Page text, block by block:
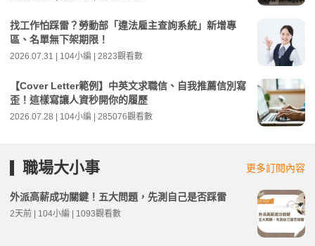
找工作怕踩雷？勞動部「違法雇主查詢系統」新增專
區、名單無下架期限！
2026.07.31 | 104小編 | 2823觀看數
【Cover Letter範例】中英文求職信、自我推薦信別寫
歪！這樣寫讓人資秒開你的履歷
2026.07.28 | 104小編 | 285076觀看數
職場大小事 更多訂閱內容
外派高薪成功關鍵！五大問題，先測自己是否踩雷
2天前 | 104小編 | 1093觀看數